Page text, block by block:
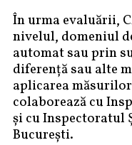
În urma evaluării,
nivelul, domeniul
automat sau prin
diferenţă sau alte
aplicarea
colaborează cu
și cu
București.